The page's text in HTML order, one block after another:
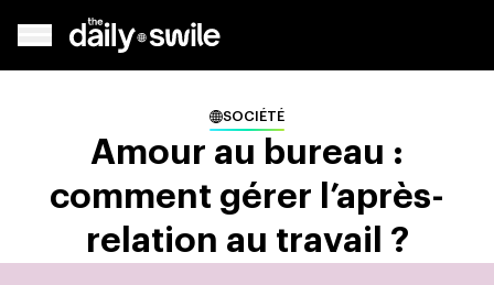
SOCIÉTÉ
Amour au bureau :
comment gérer l’après-
relation au travail ?